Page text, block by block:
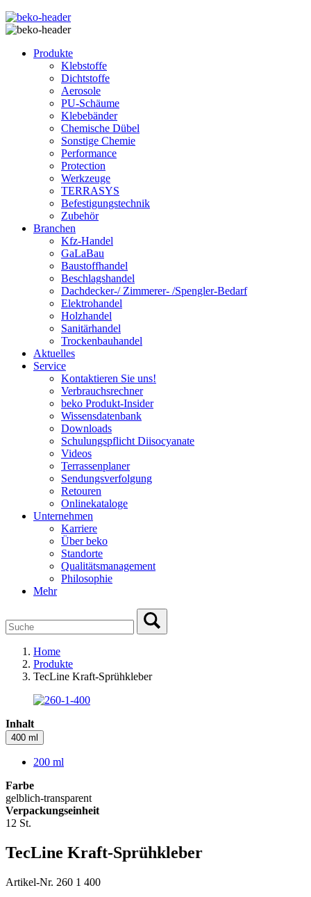
Produkte
Klebstoffe
Dichtstoffe
Aerosole
PU-Schäume
Klebebänder
Chemische Dübel
Sonstige Chemie
Performance
Protection
Werkzeuge
TERRASYS
Befestigungstechnik
Zubehör
Branchen
Kfz-Handel
GaLaBau
Baustoffhandel
Beschlagshandel
Dachdecker-/ Zimmerer- /Spengler-Bedarf
Elektrohandel
Holzhandel
Sanitärhandel
Trockenbauhandel
Aktuelles
Service
Kontaktieren Sie uns!
Verbrauchsrechner
beko Produkt-Insider
Wissensdatenbank
Downloads
Schulungspflicht Diisocyanate
Videos
Terrassenplaner
Sendungsverfolgung
Retouren
Onlinekataloge
Unternehmen
Karriere
Über beko
Standorte
Qualitätsmanagement
Philosophie
Mehr
Home
Produkte
TecLine Kraft-Sprühkleber
Inhalt
400 ml
200 ml
Farbe
gelblich-transparent
Verpackungseinheit
12 St.
TecLine Kraft-Sprühkleber
Artikel-Nr. 260 1 400